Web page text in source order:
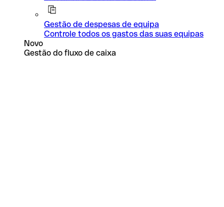
Gestão de despesas de equipa
Controle todos os gastos das suas equipas
Novo
Gestão do fluxo de caixa